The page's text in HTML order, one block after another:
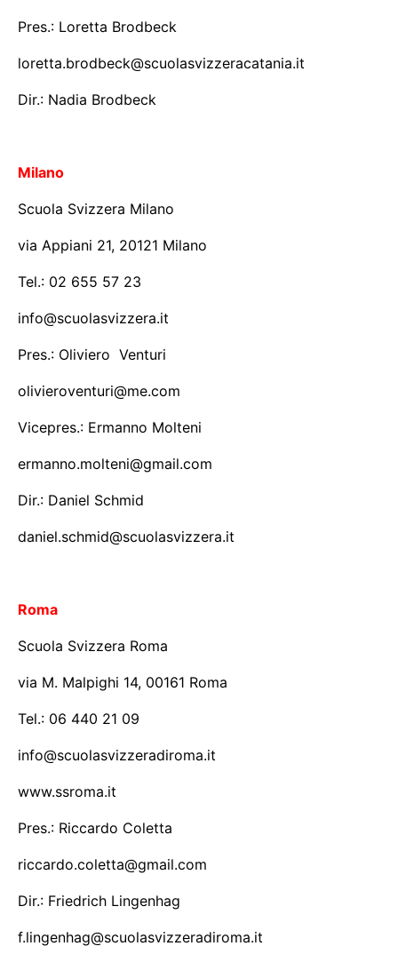
Pres.: Loretta Brodbeck
loretta.brodbeck@scuolasvizzeracatania.it
Dir.: Nadia Brodbeck
Milano
Scuola Svizzera Milano
via Appiani 21, 20121 Milano
Tel.: 02 655 57 23
info@scuolasvizzera.it
Pres.: Oliviero Venturi
olivieroventuri@me.com
Vicepres.: Ermanno Molteni
ermanno.molteni@gmail.com
Dir.: Daniel Schmid
daniel.schmid@scuolasvizzera.it
Roma
Scuola Svizzera Roma
via M. Malpighi 14, 00161 Roma
Tel.: 06 440 21 09
info@scuolasvizzeradiroma.it
www.ssroma.it
Pres.: Riccardo Coletta
riccardo.coletta@gmail.com
Dir.: Friedrich Lingenhag
f.lingenhag@scuolasvizzeradiroma.it